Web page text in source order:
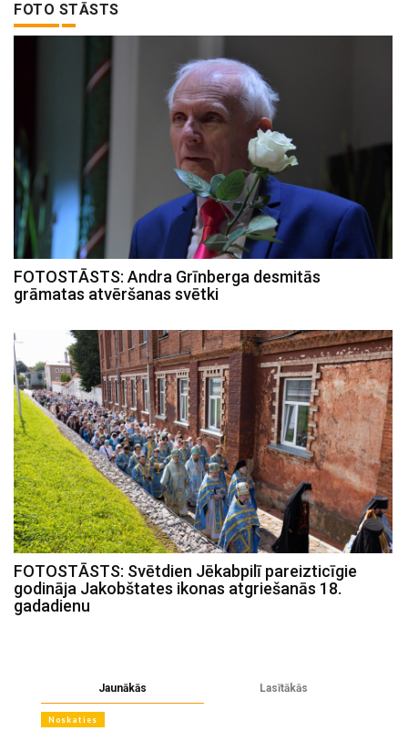
FOTO STĀSTS
FOTOSTĀSTS: Andra Grīnberga desmitās
grāmatas atvēršanas svētki
FOTOSTĀSTS: Svētdien Jēkabpilī pareizticīgie
godināja Jakobštates ikonas atgriešanās 18.
gadadienu
Jaunākās Lasītākās
Noskaties